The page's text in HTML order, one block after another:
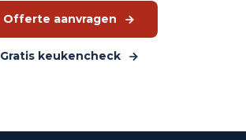
Offerte aanvragen
Gratis keukencheck